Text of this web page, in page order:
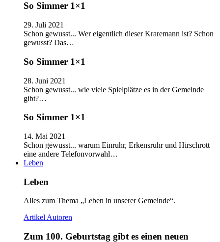
So Simmer 1×1
29. Juli 2021
Schon gewusst... Wer eigentlich dieser Kraremann ist? Schon
gewusst? Das…
So Simmer 1×1
28. Juni 2021
Schon gewusst... wie viele Spielplätze es in der Gemeinde
gibt?…
So Simmer 1×1
14. Mai 2021
Schon gewusst... warum Einruhr, Erkensruhr und Hirschrott
eine andere Telefonvorwahl…
Leben
Leben
Alles zum Thema „Leben in unserer Gemeinde“.
ArtikelAutoren
Zum 100. Geburtstag gibt es einen neuen